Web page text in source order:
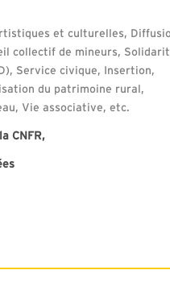
et culturelles,
collectif de mineurs,
Service civique, Insertion,
du patrimoine rural,
Vie associative, etc.
CNFR,